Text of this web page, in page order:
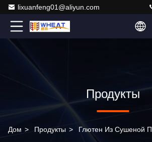
lixuanfeng01@aliyun.com
Продукты
Дом > Продукты > Глютен Из Сушеной